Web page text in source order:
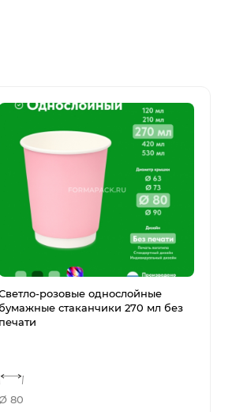
розовые однослойные
стаканчики 270 мл без
печати
80